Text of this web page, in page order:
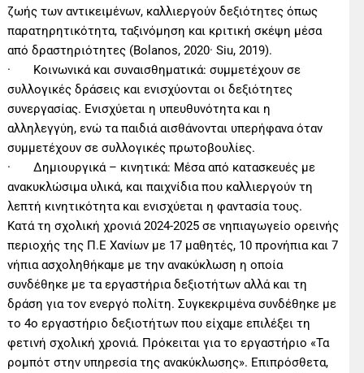
ζωής των αντικειμένων, καλλιεργούν δεξιότητες όπως
παρατηρητικότητα, ταξινόμηση και κριτική σκέψη μέσα
από δραστηριότητες (Bolanos, 2020· Siu, 2019).
· Κοινωνικά και συναισθηματικά: συμμετέχουν σε
συλλογικές δράσεις και ενισχύονται οι δεξιότητες
συνεργασίας. Ενισχύεται η υπευθυνότητα και η
αλληλεγγύη, ενώ τα παιδιά αισθάνονται υπερήφανα όταν
συμμετέχουν σε συλλογικές πρωτοβουλίες.
· Δημιουργικά – κινητικά: Μέσα από κατασκευές με
ανακυκλώσιμα υλικά, και παιχνίδια που καλλιεργούν τη
λεπτή κινητικότητα και ενισχύεται η φαντασία τους.
Κατά τη σχολική χρονιά 2024-2025 σε νηπιαγωγείο ορεινής
περιοχής της Π.Ε Χανίων με 17 μαθητές, 10 προνήπια και 7
νήπια ασχοληθήκαμε με την ανακύκλωση η οποία
συνδέθηκε με τα εργαστήρια δεξιοτήτων αλλά και τη
δράση για τον ενεργό πολίτη. Συγκεκριμένα συνδέθηκε με
το 4ο εργαστήριο δεξιοτήτων που είχαμε επιλέξει τη
φετινή σχολική χρονιά. Πρόκειται για το εργαστήριο «Τα
ρομπότ στην υπηρεσία της ανακύκλωσης». Επιπρόσθετα,